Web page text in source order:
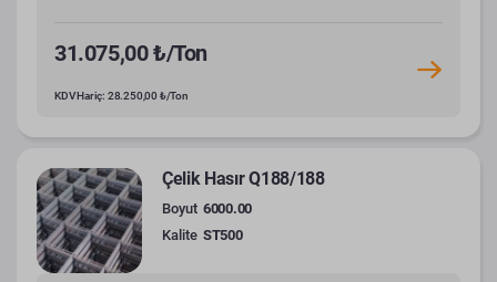
31.075,00 ₺/Ton
KDV Hariç: 28.250,00 ₺/Ton
Çelik Hasır Q188/188
Boyut 6000.00
Kalite ST500